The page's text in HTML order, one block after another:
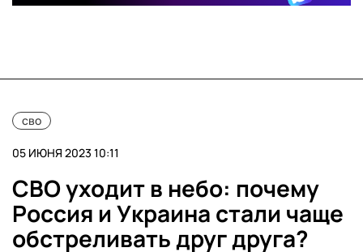
сво
05 ИЮНЯ 2023 10:11
СВО уходит в небо: почему
Россия и Украина стали чаще
обстреливать друг друга?